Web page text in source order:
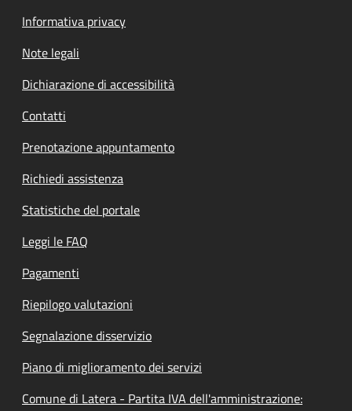
Informativa privacy
Note legali
Dichiarazione di accessibilità
Contatti
Prenotazione appuntamento
Richiedi assistenza
Statistiche del portale
Leggi le FAQ
Pagamenti
Riepilogo valutazioni
Segnalazione disservizio
Piano di miglioramento dei servizi
Comune di Latera - Partita IVA dell'amministrazione: